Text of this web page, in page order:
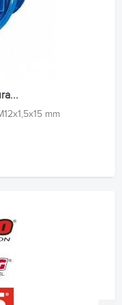
mm